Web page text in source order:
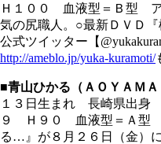
Ｈ１００ 血液型＝Ｂ型 ア
気の尻職人。○最新ＤＶＤ
公式ツイッター【
http://ameblo.jp/yuka-kuramoti/
■青山ひかる（ＡＯＹＡＭ
１３日生まれ 長崎県出
９ Ｈ９０ 血液型＝Ａ型
る…』が８月２６日（金）